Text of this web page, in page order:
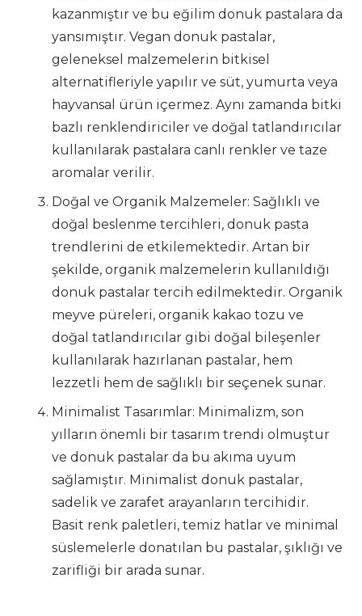
kazanmıştır ve bu eğilim donuk pastalara da
yansımıştır. Vegan donuk pastalar,
geleneksel malzemelerin bitkisel
alternatifleriyle yapılır ve süt, yumurta veya
hayvansal ürün içermez. Aynı zamanda bitki
bazlı renklendiriciler ve doğal tatlandırıcılar
kullanılarak pastalara canlı renkler ve taze
aromalar verilir.
Doğal ve Organik Malzemeler: Sağlıklı ve
doğal beslenme tercihleri, donuk pasta
trendlerini de etkilemektedir. Artan bir
şekilde, organik malzemelerin kullanıldığı
donuk pastalar tercih edilmektedir. Organik
meyve püreleri, organik kakao tozu ve
doğal tatlandırıcılar gibi doğal bileşenler
kullanılarak hazırlanan pastalar, hem
lezzetli hem de sağlıklı bir seçenek sunar.
Minimalist Tasarımlar: Minimalizm, son
yılların önemli bir tasarım trendi olmuştur
ve donuk pastalar da bu akıma uyum
sağlamıştır. Minimalist donuk pastalar,
sadelik ve zarafet arayanların tercihidir.
Basit renk paletleri, temiz hatlar ve minimal
süslemelerle donatılan bu pastalar, şıklığı ve
zarifliği bir arada sunar.